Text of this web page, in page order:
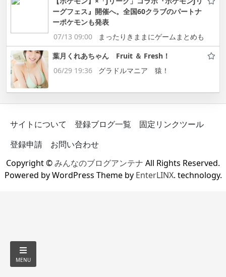
ーグフェス』開催へ。全国60クラブのパートナ
ーポケモンも発表
07/13 09:00
まったりきままにゲームまとめも
葉月くれあちゃん Fruit ＆ Fresh！
06/29 19:36
グラドルマニア 猿！
サイトについて 登録ブログ一覧
固定リンクツール
登録申請
お問い合わせ
Copyright ©みんなのブログアンテナ All Rights Reserved.
Powered by WordPress Theme by EnterLINX. technology.
MENU